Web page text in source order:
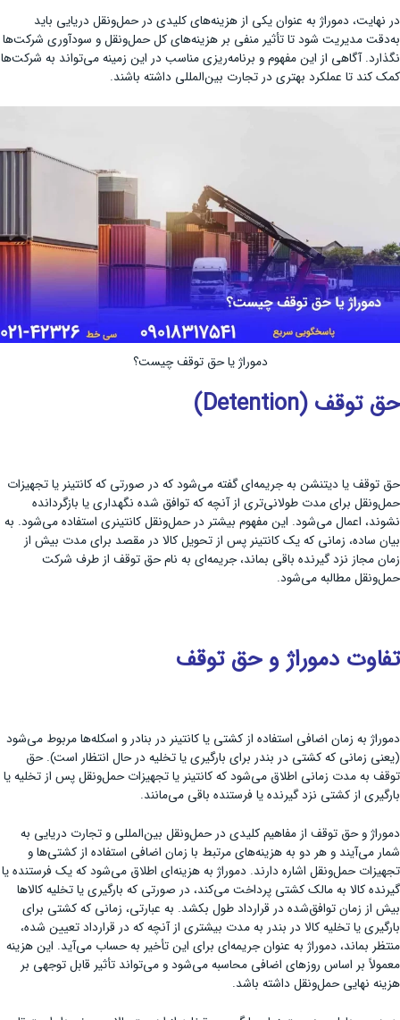
در نهایت، دموراژ به عنوان یکی از هزینه‌های کلیدی در حمل‌ونقل دریایی باید
به‌دقت مدیریت شود تا تأثیر منفی بر هزینه‌های کل حمل‌ونقل و سودآوری شرکت‌ها
نگذارد. آگاهی از این مفهوم و برنامه‌ریزی مناسب در این زمینه می‌تواند به شرکت‌ها
کمک کند تا عملکرد بهتری در تجارت بین‌المللی داشته باشند.
دموراژ یا حق توقف چیست؟
حق توقف (Detention)
حق توقف یا دیتنشن به جریمه‌ای گفته می‌شود که در صورتی که کانتینر یا تجهیزات
حمل‌ونقل برای مدت طولانی‌تری از آنچه که توافق شده نگهداری یا بازگردانده
نشوند، اعمال می‌شود. این مفهوم بیشتر در حمل‌ونقل کانتینری استفاده می‌شود. به
بیان ساده، زمانی که یک کانتینر پس از تحویل کالا در مقصد برای مدت بیش از
زمان مجاز نزد گیرنده باقی بماند، جریمه‌ای به نام حق توقف از طرف شرکت
حمل‌ونقل مطالبه می‌شود.
تفاوت دموراژ و حق توقف
دموراژ به زمان اضافی استفاده از کشتی یا کانتینر در بنادر و اسکله‌ها مربوط می‌شود
(یعنی زمانی که کشتی در بندر برای بارگیری یا تخلیه در حال انتظار است). حق
توقف به مدت زمانی اطلاق می‌شود که کانتینر یا تجهیزات حمل‌ونقل پس از تخلیه یا
بارگیری از کشتی نزد گیرنده یا فرستنده باقی می‌مانند.
دموراژ و حق توقف از مفاهیم کلیدی در حمل‌ونقل بین‌المللی و تجارت دریایی به
شمار می‌آیند و هر دو به هزینه‌های مرتبط با زمان اضافی استفاده از کشتی‌ها و
تجهیزات حمل‌ونقل اشاره دارند. دموراژ به هزینه‌ای اطلاق می‌شود که یک فرستنده یا
گیرنده کالا به مالک کشتی پرداخت می‌کند، در صورتی که بارگیری یا تخلیه کالاها
بیش از زمان توافق‌شده در قرارداد طول بکشد. به عبارتی، زمانی که کشتی برای
بارگیری یا تخلیه کالا در بندر به مدت بیشتری از آنچه که در قرارداد تعیین شده،
منتظر بماند، دموراژ به عنوان جریمه‌ای برای این تأخیر به حساب می‌آید. این هزینه
معمولاً بر اساس روزهای اضافی محاسبه می‌شود و می‌تواند تأثیر قابل توجهی بر
هزینه نهایی حمل‌ونقل داشته باشد.